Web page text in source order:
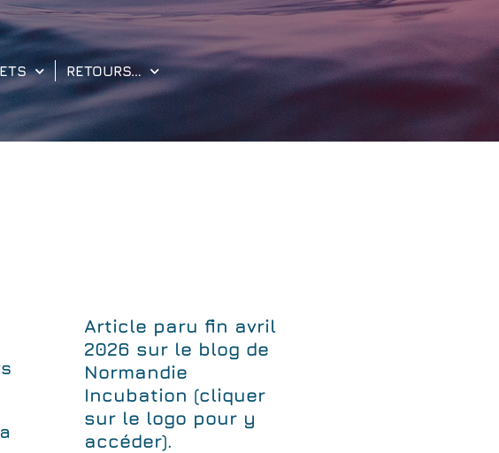
RETOURS…
Article paru fin avril
2026 sur le blog de
Normandie
Incubation (cliquer
sur le logo pour y
accéder).